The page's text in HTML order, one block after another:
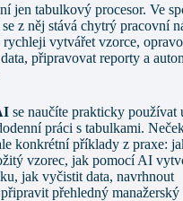
jen tabulkový procesor. Ve
z něj stává chytrý pracovní
rychleji vytvářet vzorce,
připravovat reporty a
se naučíte prakticky používat
práci s tabulkami.
konkrétní příklady z praxe:
vzorec, jak pomocí AI
jak vyčistit data, navrhnout
přehledný manažerský